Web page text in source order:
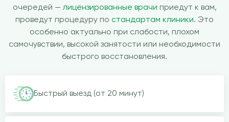
очередей — лицензированные врачи приедут к вам,
проведут процедуру по стандартам клиники. Это
особенно актуально при слабости, плохом
самочувствии, высокой занятости или необходимости
быстрого восстановления.
Быстрый выезд (от 20 минут)